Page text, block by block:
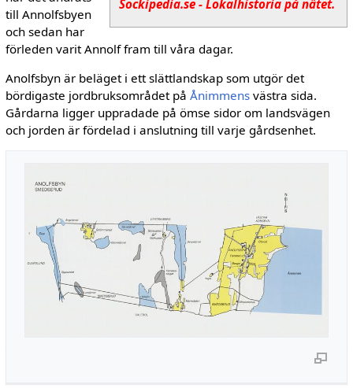
Sockipedia.se - Lokalhistoria på nätet.
till Annolfsbyen
och sedan har
förleden varit Annolf fram till våra dagar.
Anolfsbyn är beläget i ett slättlandskap som utgör det
bördigaste jordbruksområdet på Ånimmensvästra sida.
Gårdarna ligger upp­radade på ömse sidor om landsvägen
och jorden är fördelad i anslutning till varje gårdsenhet.